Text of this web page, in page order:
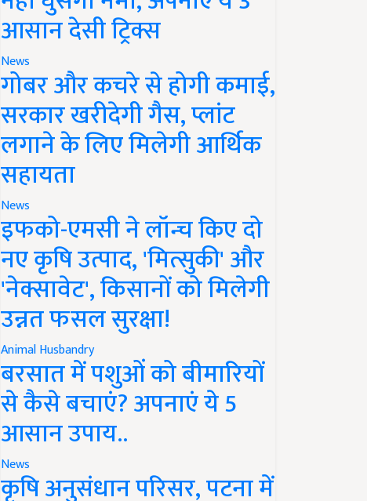
आसान देसी ट्रिक्स
News
गोबर और कचरे से होगी कमाई,
सरकार खरीदेगी गैस, प्लांट
लगाने के लिए मिलेगी आर्थिक
सहायता
News
इफको-एमसी ने लॉन्च किए दो
नए कृषि उत्पाद, 'मित्सुकी' और
'नेक्सावेट', किसानों को मिलेगी
उन्नत फसल सुरक्षा!
Animal Husbandry
बरसात में पशुओं को बीमारियों
से कैसे बचाएं? अपनाएं ये 5
आसान उपाय..
News
कृषि अनुसंधान परिसर, पटना में